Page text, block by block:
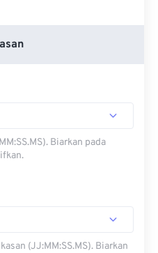
Biarkan pada
(JJ:MM:SS.MS). Biarkan